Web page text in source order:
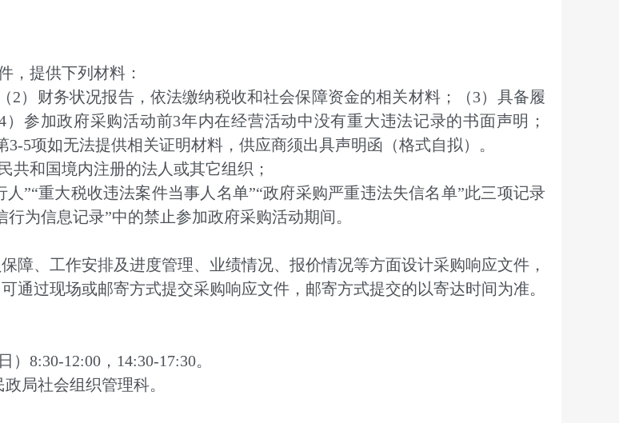
提供下列材料：
财务状况报告，依法缴纳税收和社会保障资金的相关材料；（3）具备履
参加政府采购活动前3年内在经营活动中没有重大违法记录的书面声明；
5项如无法提供相关证明材料，供应商须出具声明函（格式自拟）。
和国境内注册的法人或其它组织；
重大税收违法案件当事人名单”“政府采购严重违法失信名单”此三项记录
为信息记录”中的禁止参加政府采购活动期间。
、工作安排及进度管理、业绩情况、报价情况等方面设计采购响应文件，
通过现场或邮寄方式提交采购响应文件，邮寄方式提交的以寄达时间为准。
8:30-12:00，14:30-17:30。
局社会组织管理科。